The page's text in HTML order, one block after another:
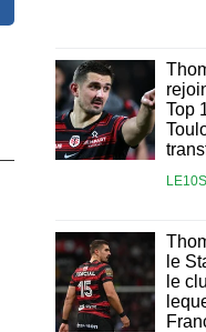
Top
le
le